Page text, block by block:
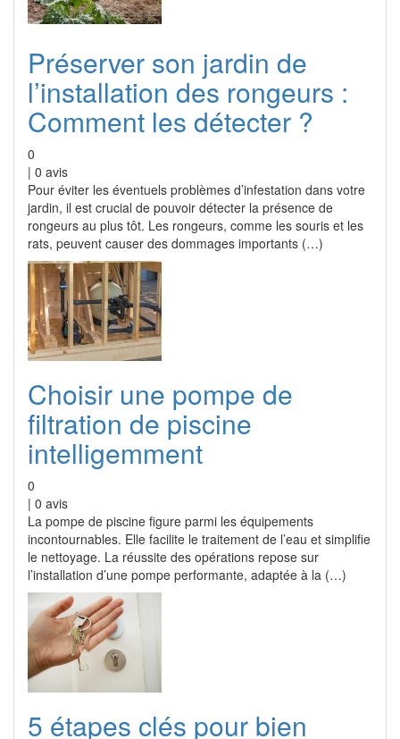
Préserver son jardin de
l’installation des rongeurs :
Comment les détecter ?
0
| 0 avis
Pour éviter les éventuels problèmes d’infestation dans votre
jardin, il est crucial de pouvoir détecter la présence de
rongeurs au plus tôt. Les rongeurs, comme les souris et les
rats, peuvent causer des dommages importants (…)
Choisir une pompe de
filtration de piscine
intelligemment
0
| 0 avis
La pompe de piscine figure parmi les équipements
incontournables. Elle facilite le traitement de l’eau et simplifie
le nettoyage. La réussite des opérations repose sur
l’installation d’une pompe performante, adaptée à la (…)
5 étapes clés pour bien